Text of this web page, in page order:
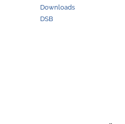
Downloads
DSB